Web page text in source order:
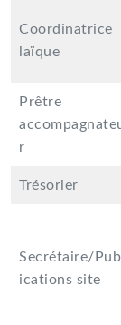
Coordinatrice
laïque
Prêtre
r
Trésorier
Secrétaire/Publ
ications site